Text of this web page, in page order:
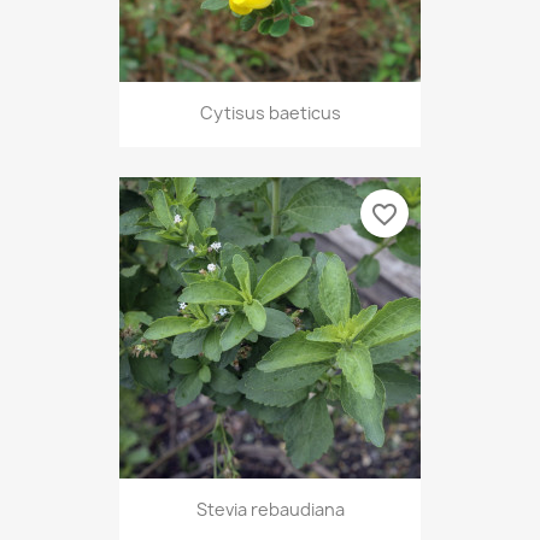
Cytisus baeticus
Stevia rebaudiana
favorite_border